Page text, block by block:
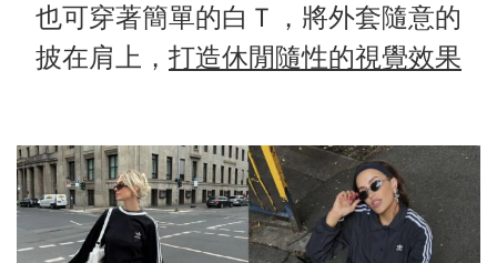
也可穿著簡單的白Ｔ，將外套隨意的
披在肩上， 打造休閒隨性的視覺效果